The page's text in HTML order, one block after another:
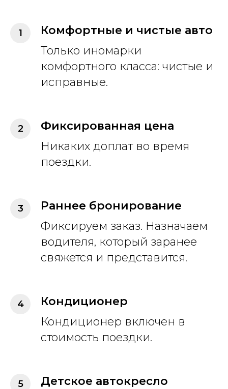
Комфортные и чистые авто
Только иномарки
комфортного класса: чистые и
исправные.
Фиксированная цена
Никаких доплат во время
поездки.
Раннее бронирование
Фиксируем заказ. Назначаем
водителя, который заранее
свяжется и представится.
Кондиционер
Кондиционер включен в
стоимость поездки.
Детское автокресло